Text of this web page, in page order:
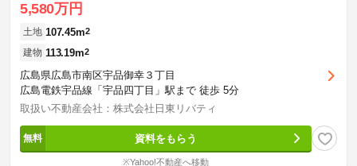
5,580万円
土地 107.45m2
建物 113.19m2
広島県広島市南区宇品御幸３丁目
広島電鉄宇品線「宇品四丁目」駅まで 徒歩 5分
取扱い不動産会社：株式会社日東リバティ
資料をもらう
※Yahoo!不動産へ移動